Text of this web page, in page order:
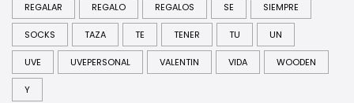
REGALAR REGALO REGALOS SE SIEMPRE
SOCKS TAZA TE TENER TU UN
UVE UVEPERSONAL VALENTIN VIDA WOODEN
Y